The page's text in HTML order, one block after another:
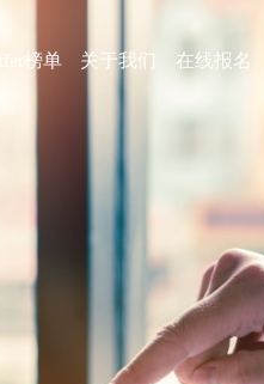
榜单 关于我们 在线报名